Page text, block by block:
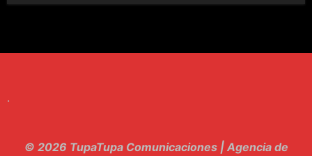
.
© 2026 TupaTupa Comunicaciones | Agencia de